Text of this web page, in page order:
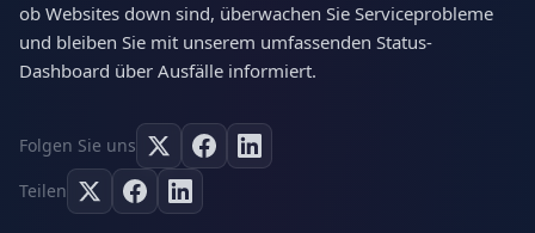
ob Websites down sind, überwachen Sie Serviceprobleme
und bleiben Sie mit unserem umfassenden Status-
Dashboard über Ausfälle informiert.
Folgen Sie uns
Teilen